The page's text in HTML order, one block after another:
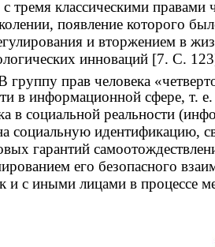
тремя классическими правами
появление которого
и вторжением в
инноваций [7. С.
группу прав человека
в информационной сфере, т.
в социальной реальности
социальную идентификацию,
гарантий
его безопасного
и с иными лицами в процессе